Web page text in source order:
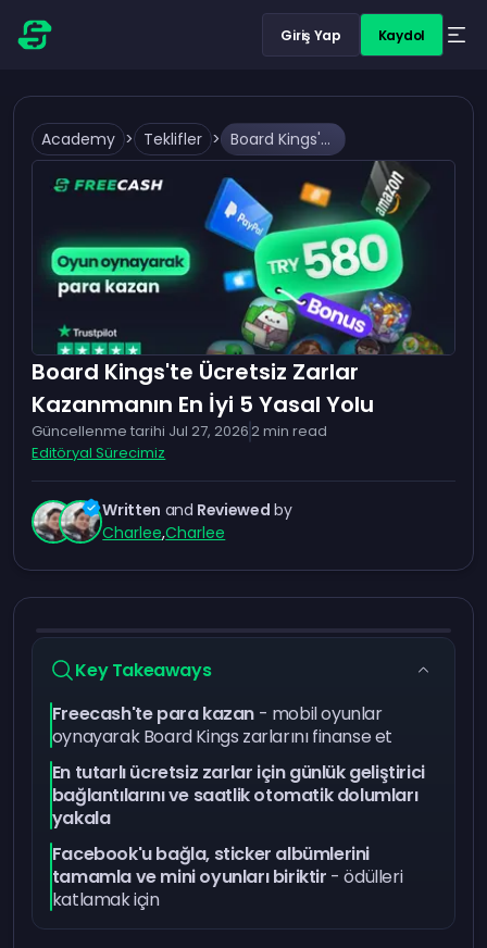
Giriş Yap Kaydol
Academy > Teklifler > Board Kings'te Ücretsiz Zarlar Kazanmanın En İyi 5 Yasal Yolu
Board Kings'te Ücretsiz Zarlar
Kazanmanın En İyi 5 Yasal Yolu
Güncellenme tarihi Jul 27, 20262min read
Editöryal Sürecimiz
Written and Reviewed by
Charlee,Charlee
Key Takeaways
Freecash'te para kazan- mobil oyunlar
oynayarak Board Kings zarlarını finanse et
En tutarlı ücretsiz zarlar için günlük geliştirici
bağlantılarını ve saatlik otomatik dolumları
yakala
Facebook'u bağla, sticker albümlerini
tamamla ve mini oyunları biriktir - ödülleri
katlamak için